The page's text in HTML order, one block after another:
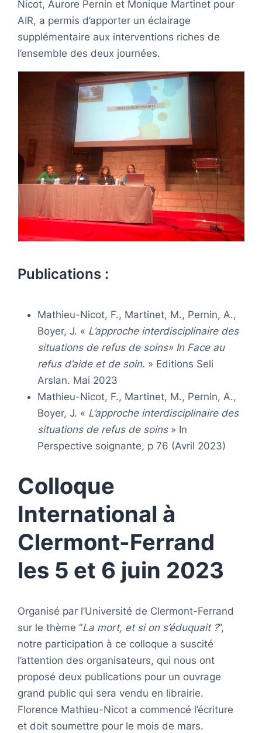
Nicot, Aurore Pernin et Monique Martinet pour
AIR, a permis d’apporter un éclairage
supplémentaire aux interventions riches de
l’ensemble des deux journées.
Publications :
Mathieu-Nicot, F., Martinet, M., Pernin, A.,
Boyer, J. « L’approche interdisciplinaire des
situations de refus de soins» In Face au
refus d’aide et de soin. » Editions Seli
Arslan. Mai 2023
Mathieu-Nicot, F., Martinet, M., Pernin, A.,
Boyer, J. « L’approche interdisciplinaire des
situations de refus de soins» In
Perspective soignante, p 76 (Avril 2023)
Colloque
International à
Clermont-Ferrand
les 5 et 6 juin 2023
Organisé par l’Université de Clermont-Ferrand
sur le thème “La mort, et si on s’éduquait ?”,
notre participation à ce colloque a suscité
l’attention des organisateurs, qui nous ont
proposé deux publications pour un ouvrage
grand public qui sera vendu en librairie.
Florence Mathieu-Nicot a commencé l’écriture
et doit soumettre pour le mois de mars.